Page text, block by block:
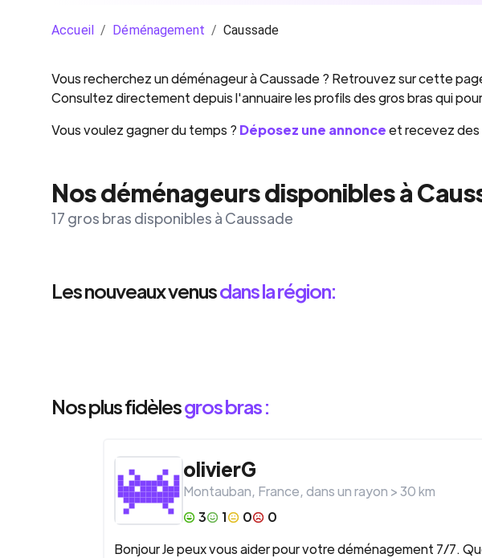
Accueil / Déménagement / Caussade
Vous recherchez undéménageuràCaussade? Retrouvez sur cette
Consultez directement depuis l'annuaire les profils des gros bras qui
Vous voulez gagner du temps ? Déposez une annonceet recevez
Nos déménageurs disponibles à
17 gros bras disponibles à Caussade
Les nouveaux venusdans la région:
Nos plus fidèlesgros bras :
olivierG
Montauban, France, dans un rayon >30km
3
1 0
0
Bonjour Je peux vous aider pour votre déménagement 7/7.